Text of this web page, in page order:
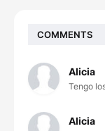
COMMENTS
Alicia
Tengo
Alicia